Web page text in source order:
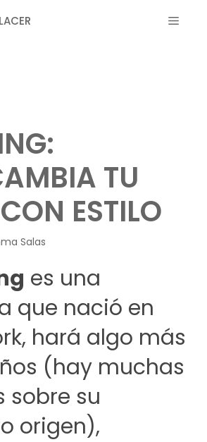
MENÚ
TU
ESTILO
Salas
es una
que nació en
hará algo más
(hay muchas
sobre su
origen),